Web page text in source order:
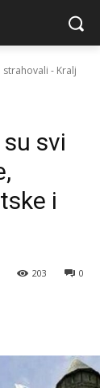
- Kralj
svi
i
0
203